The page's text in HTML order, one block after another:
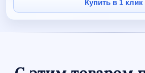
Купить в 1 клик